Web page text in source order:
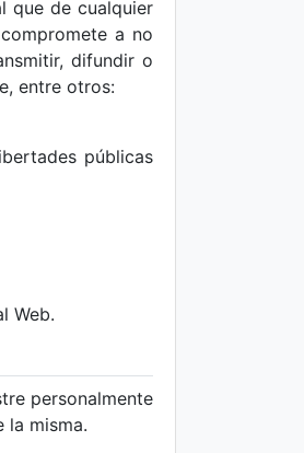
que de cualquier
a no
difundir o
entre otros:
públicas
Web.
personalmente
la misma.